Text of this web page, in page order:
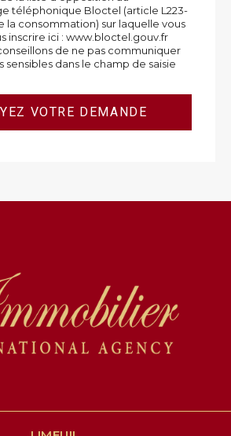
téléphonique Bloctel (article L223-
la consommation) sur laquelle vous
inscrire ici : www.bloctel.gouv.fr
de ne pas communiquer
sensibles dans le champ de saisie
VOTRE DEMANDE